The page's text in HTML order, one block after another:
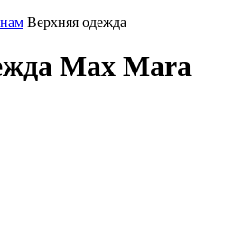
Верхняя одежда
Max Mara